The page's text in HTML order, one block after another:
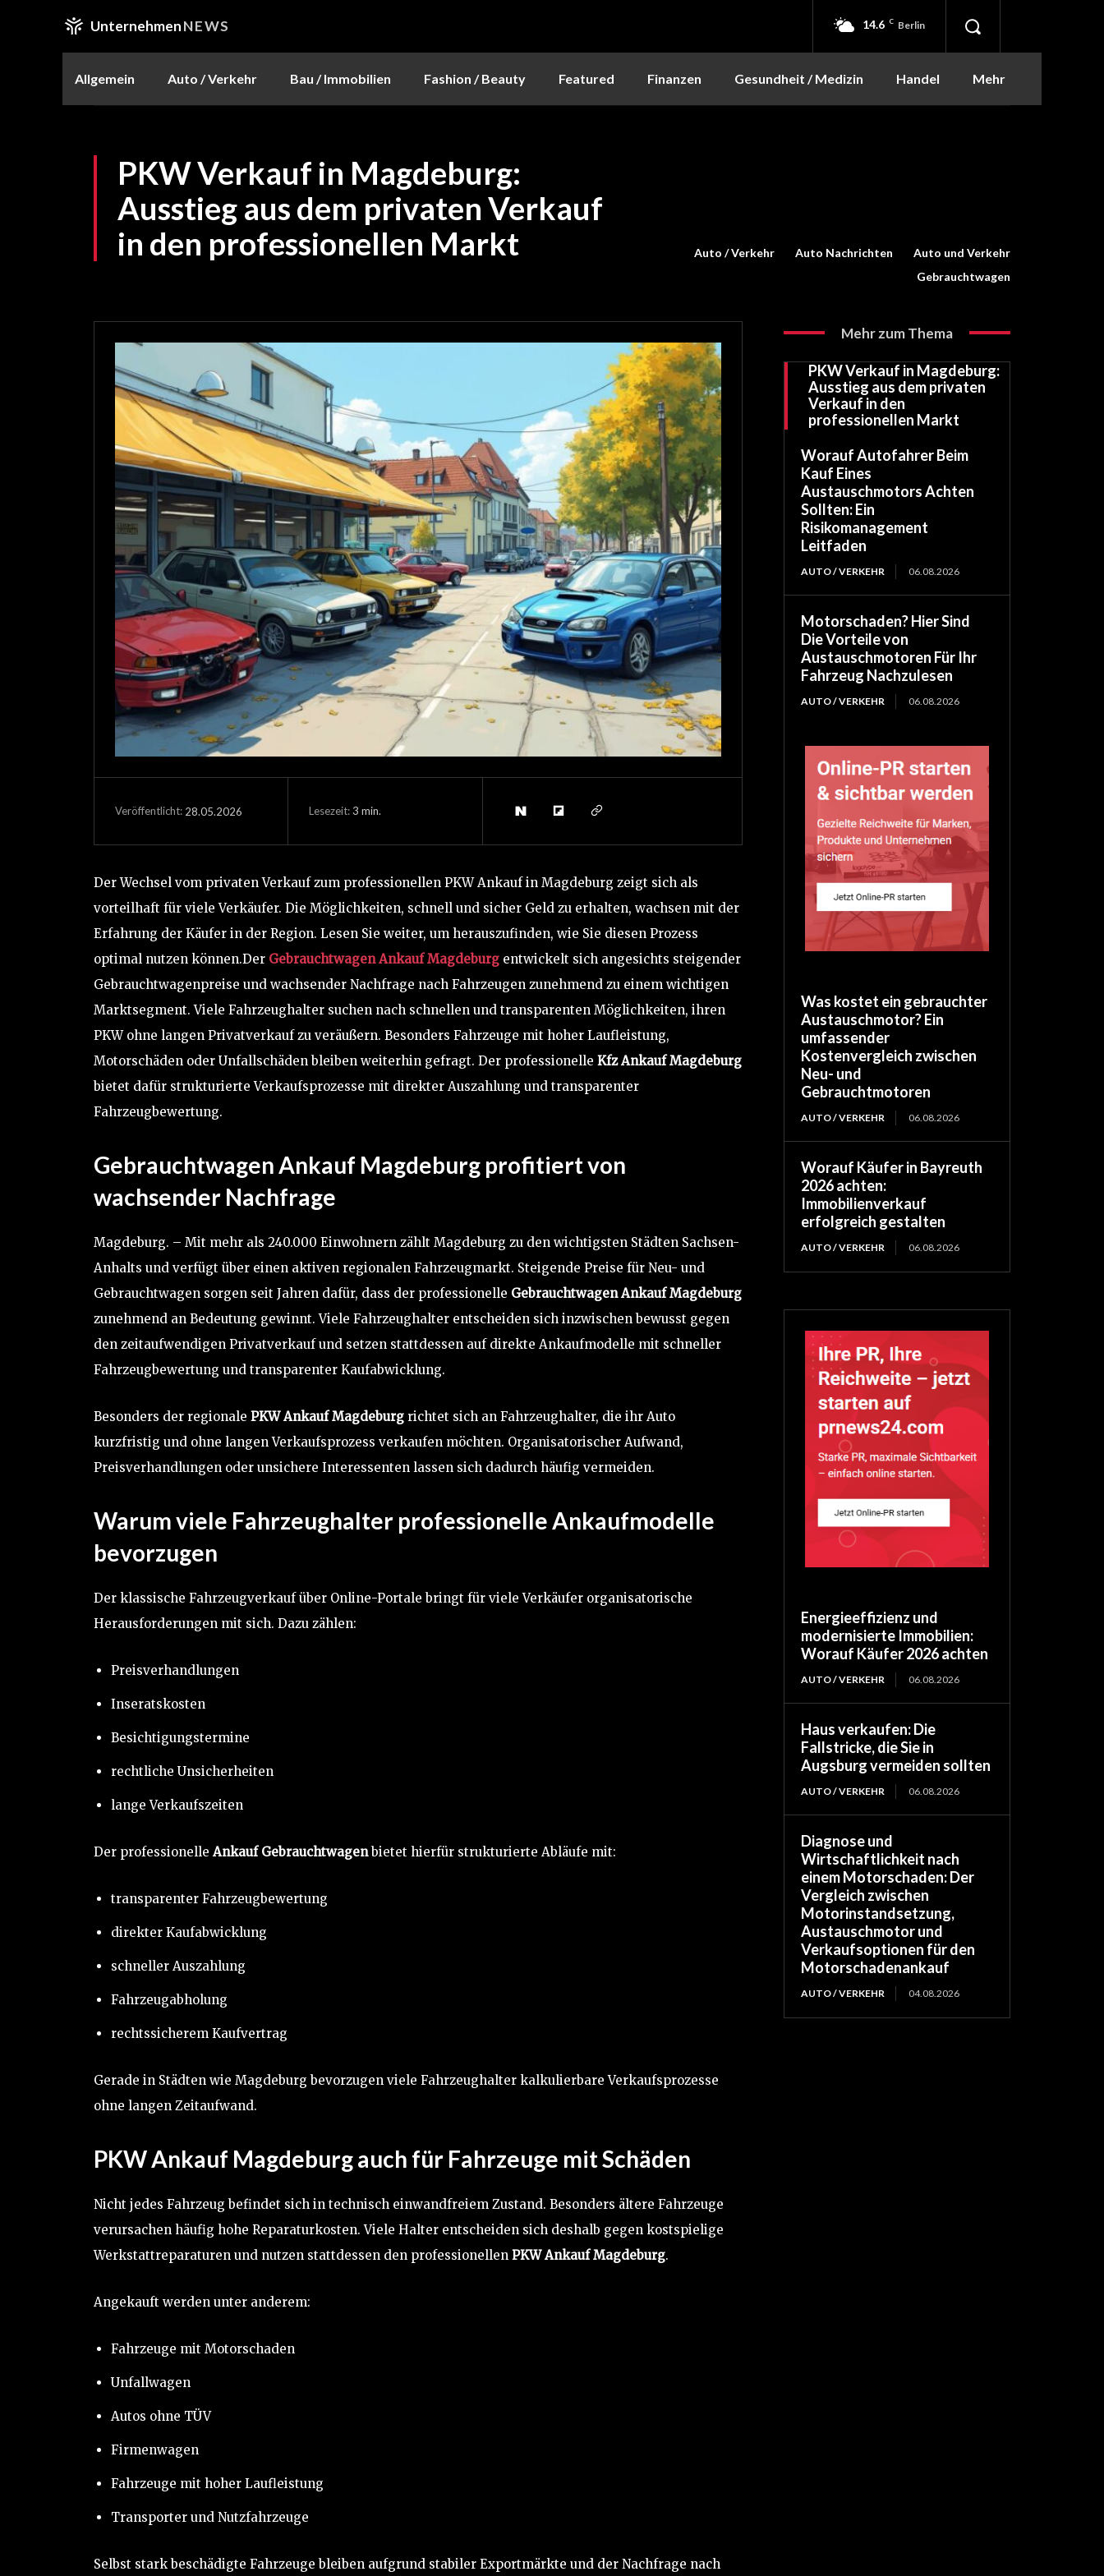
UnternehmenNEWS 14.6 C Berlin
Allgemein Auto / Verkehr Bau / Immobilien Fashion / Beauty Featured Finanzen Gesundheit / Medizin Handel Mehr
PKW Verkauf in Magdeburg:
Ausstieg aus dem privaten Verkauf
in den professionellen Markt
Auto / Verkehr Auto Nachrichten
Auto und Verkehr
Gebrauchtwagen
Veröffentlicht: 28.05.2026 Lesezeit:3 min.
Der Wechsel vom privaten Verkauf zum professionellen PKW Ankauf in Magdeburg zeigt sich als
vorteilhaft für viele Verkäufer. Die Möglichkeiten, schnell und sicher Geld zu erhalten, wachsen mit der
Erfahrung der Käufer in der Region. Lesen Sie weiter, um herauszufinden, wie Sie diesen Prozess
optimal nutzen können.Der Gebrauchtwagen Ankauf Magdeburg entwickelt sich angesichts steigender
Gebrauchtwagenpreise und wachsender Nachfrage nach Fahrzeugen zunehmend zu einem wichtigen
Marktsegment. Viele Fahrzeughalter suchen nach schnellen und transparenten Möglichkeiten, ihren
PKW ohne langen Privatverkauf zu veräußern. Besonders Fahrzeuge mit hoher Laufleistung,
Motorschäden oder Unfallschäden bleiben weiterhin gefragt. Der professionelle Kfz Ankauf Magdeburg
bietet dafür strukturierte Verkaufsprozesse mit direkter Auszahlung und transparenter
Fahrzeugbewertung.
Gebrauchtwagen Ankauf Magdeburg profitiert von
wachsender Nachfrage
Magdeburg. – Mit mehr als 240.000 Einwohnern zählt Magdeburg zu den wichtigsten Städten Sachsen-
Anhalts und verfügt über einen aktiven regionalen Fahrzeugmarkt. Steigende Preise für Neu- und
Gebrauchtwagen sorgen seit Jahren dafür, dass der professionelle Gebrauchtwagen Ankauf Magdeburg
zunehmend an Bedeutung gewinnt. Viele Fahrzeughalter entscheiden sich inzwischen bewusst gegen
den zeitaufwendigen Privatverkauf und setzen stattdessen auf direkte Ankaufmodelle mit schneller
Fahrzeugbewertung und transparenter Kaufabwicklung.
Besonders der regionale PKW Ankauf Magdeburg richtet sich an Fahrzeughalter, die ihr Auto
kurzfristig und ohne langen Verkaufsprozess verkaufen möchten. Organisatorischer Aufwand,
Preisverhandlungen oder unsichere Interessenten lassen sich dadurch häufig vermeiden.
Warum viele Fahrzeughalter professionelle Ankaufmodelle
bevorzugen
Der klassische Fahrzeugverkauf über Online-Portale bringt für viele Verkäufer organisatorische
Herausforderungen mit sich. Dazu zählen:
Preisverhandlungen
Inseratskosten
Besichtigungstermine
rechtliche Unsicherheiten
lange Verkaufszeiten
Der professionelleAnkauf Gebrauchtwagenbietet hierfür strukturierte Abläufe mit:
transparenter Fahrzeugbewertung
direkter Kaufabwicklung
schneller Auszahlung
Fahrzeugabholung
rechtssicherem Kaufvertrag
Gerade in Städten wie Magdeburg bevorzugen viele Fahrzeughalter kalkulierbare Verkaufsprozesse
ohne langen Zeitaufwand.
PKW Ankauf Magdeburg auch für Fahrzeuge mit Schäden
Nicht jedes Fahrzeug befindet sich in technisch einwandfreiem Zustand. Besonders ältere Fahrzeuge
verursachen häufig hohe Reparaturkosten. Viele Halter entscheiden sich deshalb gegen kostspielige
Werkstattreparaturen und nutzen stattdessen den professionellen PKW Ankauf Magdeburg.
Angekauft werden unter anderem:
Fahrzeuge mit Motorschaden
Unfallwagen
Autos ohne TÜV
Firmenwagen
Fahrzeuge mit hoher Laufleistung
Transporter und Nutzfahrzeuge
Selbst stark beschädigte Fahrzeuge bleiben aufgrund stabiler Exportmärkte und der Nachfrage nach
Mehr zum Thema
PKW Verkauf in Magdeburg:
Ausstieg aus dem privaten
Verkauf in den
professionellen Markt
Worauf Autofahrer Beim
Kauf Eines
Austauschmotors Achten
Sollten: Ein
Risikomanagement
Leitfaden
AUTO / VERKEHR 06.08.2026
Motorschaden? Hier Sind
Die Vorteile von
Austauschmotoren Für Ihr
Fahrzeug Nachzulesen
AUTO / VERKEHR 06.08.2026
Was kostet ein gebrauchter
Austauschmotor? Ein
umfassender
Kostenvergleich zwischen
Neu- und
Gebrauchtmotoren
AUTO / VERKEHR 06.08.2026
Worauf Käufer in Bayreuth
2026 achten:
Immobilienverkauf
erfolgreich gestalten
AUTO / VERKEHR 06.08.2026
Energieeffizienz und
modernisierte Immobilien:
Worauf Käufer 2026 achten
AUTO / VERKEHR 06.08.2026
Haus verkaufen: Die
Fallstricke, die Sie in
Augsburg vermeiden sollten
AUTO / VERKEHR 06.08.2026
Diagnose und
Wirtschaftlichkeit nach
einem Motorschaden: Der
Vergleich zwischen
Motorinstandsetzung,
Austauschmotor und
Verkaufsoptionen für den
Motorschadenankauf
AUTO / VERKEHR 04.08.2026